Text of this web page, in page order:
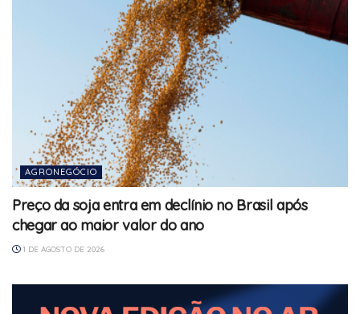
AGRONEGÓCIO
Preço da soja entra em declínio no Brasil após
chegar ao maior valor do ano
1 DE AGOSTO DE 2026